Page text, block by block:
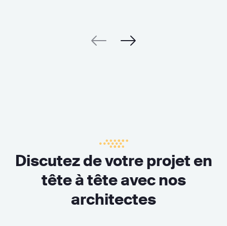
Discutez de votre projet en
tête à tête avec nos
architectes